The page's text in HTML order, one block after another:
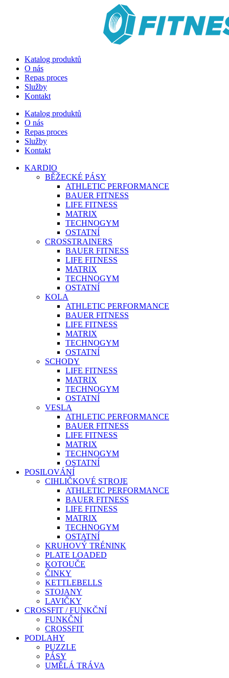
Katalog produktů
O nás
Repas proces
Služby
Kontakt
Katalog produktů
O nás
Repas proces
Služby
Kontakt
KARDIO
BĚŽECKÉ PÁSY
ATHLETIC PERFORMANCE
BAUER FITNESS
LIFE FITNESS
MATRIX
TECHNOGYM
OSTATNÍ
CROSSTRAINERS
BAUER FITNESS
LIFE FITNESS
MATRIX
TECHNOGYM
OSTATNÍ
KOLA
ATHLETIC PERFORMANCE
BAUER FITNESS
LIFE FITNESS
MATRIX
TECHNOGYM
OSTATNÍ
SCHODY
LIFE FITNESS
MATRIX
TECHNOGYM
OSTATNÍ
VESLA
ATHLETIC PERFORMANCE
BAUER FITNESS
LIFE FITNESS
MATRIX
TECHNOGYM
OSTATNÍ
POSILOVÁNÍ
CIHLIČKOVÉ STROJE
ATHLETIC PERFORMANCE
BAUER FITNESS
LIFE FITNESS
MATRIX
TECHNOGYM
OSTATNÍ
KRUHOVÝ TRÉNINK
PLATE LOADED
KOTOUČE
ČINKY
KETTLEBELLS
STOJANY
LAVIČKY
CROSSFIT / FUNKČNÍ
FUNKČNÍ
CROSSFIT
PODLAHY
PUZZLE
PÁSY
UMĚLÁ TRÁVA